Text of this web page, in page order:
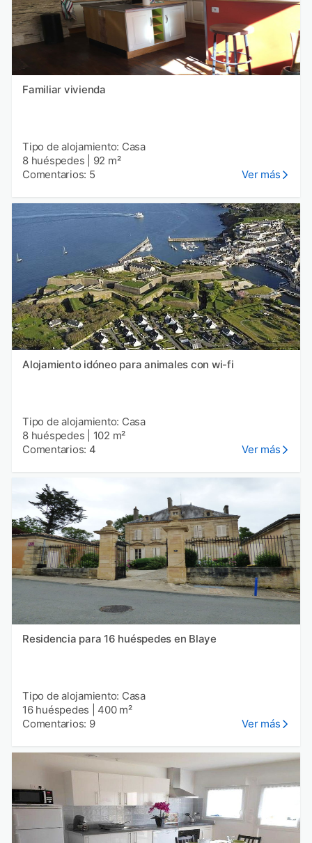
Familiar vivienda
Tipo de alojamiento: Casa
8 huéspedes
92 m²
Comentarios: 5
Ver más
Alojamiento idóneo para animales con wi-fi
Tipo de alojamiento: Casa
8 huéspedes
102 m²
Comentarios: 4
Ver más
Residencia para 16 huéspedes en Blaye
Tipo de alojamiento: Casa
16 huéspedes
400 m²
Comentarios: 9
Ver más